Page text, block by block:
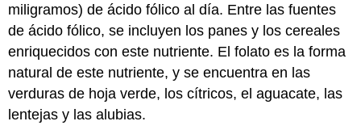
miligramos) de ácido fólico al día. Entre las fuentes
de ácido fólico, se incluyen los panes y los cereales
enriquecidos con este nutriente. El folato es la forma
natural de este nutriente, y se encuentra en las
verduras de hoja verde, los cítricos, el aguacate, las
lentejas y las alubias.